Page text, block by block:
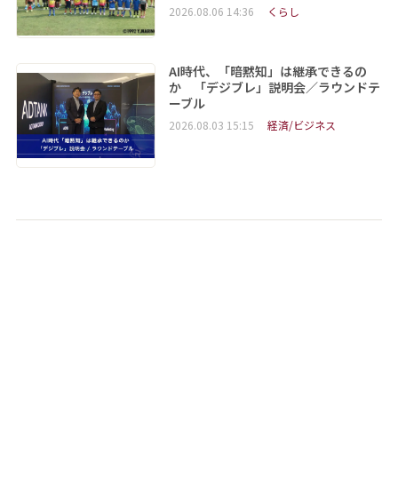
2026.08.06 14:36 くらし
AI時代、「暗黙知」は継承できるの
か 「デジブレ」説明会／ラウンドテ
ーブル
2026.08.03 15:15 経済/ビジネス